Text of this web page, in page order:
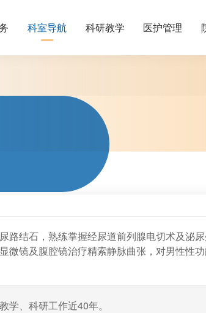
科室导航 科研教学 医护管理
路结石，熟练掌握经尿道前列腺电切术及泌
微镜及腹腔镜治疗精索静脉曲张，对男性性
学、科研工作近40年。